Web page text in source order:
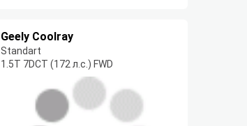
Geely Coolray
Standart
1.5T 7DCT (172 л.с.) FWD